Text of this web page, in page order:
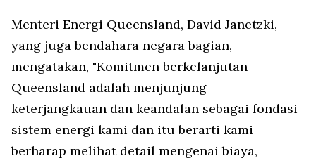
Menteri Energi Queensland, David Janetzki,
yang juga bendahara negara bagian,
mengatakan, "Komitmen berkelanjutan
Queensland adalah menjunjung
keterjangkauan dan keandalan sebagai fondasi
sistem energi kami dan itu berarti kami
berharap melihat detail mengenai biaya,